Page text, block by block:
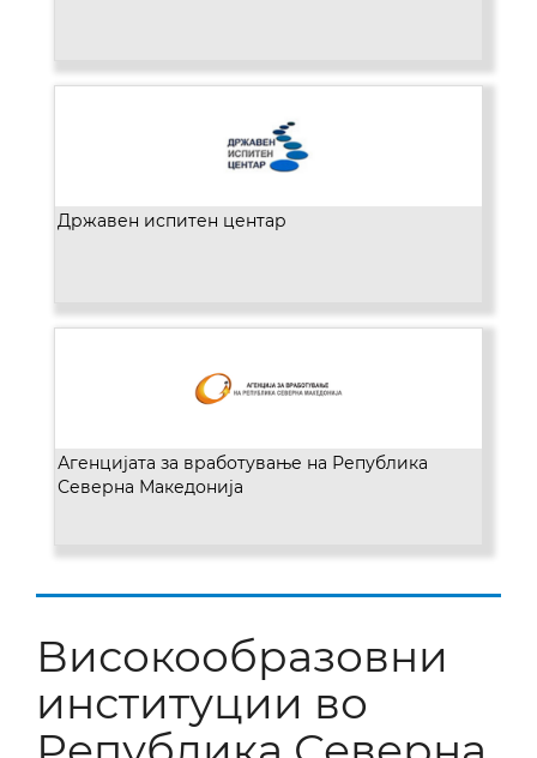
Државен испитен центар
Агенцијата за вработување на Република
Северна Македонија
Високообразовни
институции во